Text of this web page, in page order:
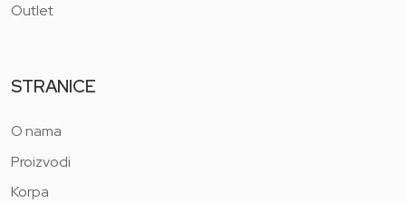
Outlet
STRANICE
O nama
Proizvodi
Korpa